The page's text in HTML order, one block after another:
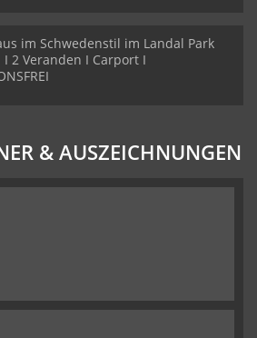
im Schwedenstil im Landal Park
I 2 Veranden I Carport I
& AUSZEICHNUNGEN